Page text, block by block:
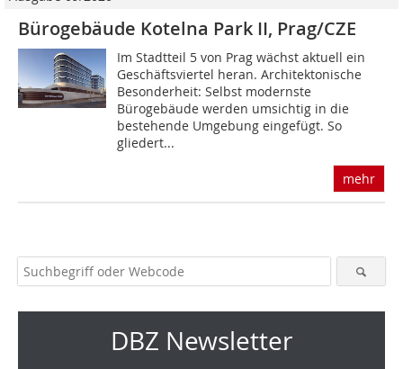
Bürogebäude Kotelna Park II, Prag/CZE
Im Stadtteil 5 von Prag wächst aktuell ein
Geschäftsviertel heran. Architektonische
Besonderheit: Selbst modernste
Bürogebäude werden umsichtig in die
bestehende Umgebung eingefügt. So
gliedert...
mehr
DBZ Newsletter